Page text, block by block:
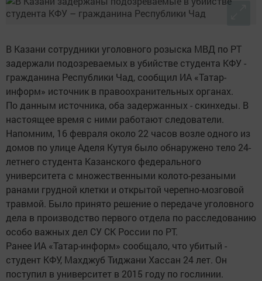
В Казани сотрудники уголовного розыска МВД по РТ
задержали подозреваемых в убийстве студента КФУ -
гражданина Республики Чад, сообщил ИА «Татар-
информ» источник в правоохранительных органах.
По данным источника, оба задержанных - скинхеды. В
настоящее время с ними работают следователи.
Напомним, 16 февраля около 22 часов возле одного из
домов по улице Аделя Кутуя было обнаружено тело 24-
летнего студента Казанского федерального
университета с множественными колото-резаными
ранами грудной клетки и открытой черепно-мозговой
травмой. Было принято решение о передаче уголовного
дела в производство первого отдела по расследованию
особо важных дел СУ СК России по РТ.
Ранее ИА «Татар-информ» сообщало, что убитый -
студент КФУ, Махджуб Тиджани Хассан 24 лет. Он
поступил в университет в 2015 году по гослинии.